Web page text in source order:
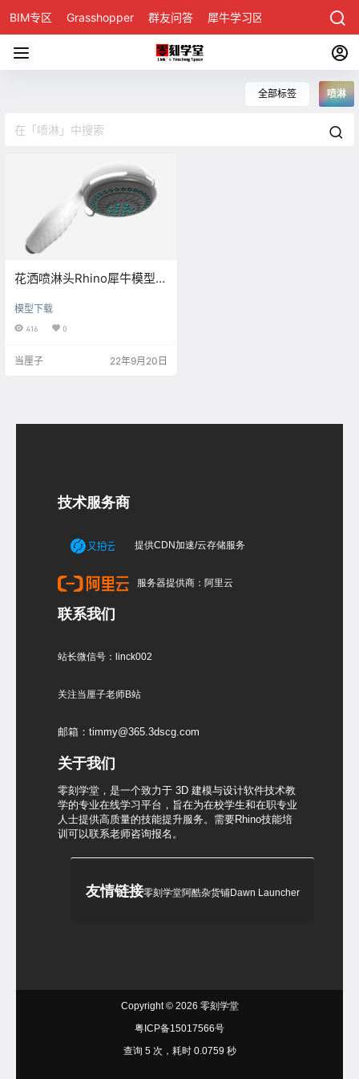
BIM专区 Grasshopper 群友问答 犀牛学习区
全部标签 喷淋
花洒喷淋头Rhino犀牛模型下
模型下载
416 0
当厘子 22年9月20日
技术服务商
提供CDN加速/云存储服务
服务器提供商：阿里云
联系我们
站长微信号：linck002
关注当厘子老师B站
邮箱：timmy@365.3dscg.com
关于我们
零刻学堂，是一个致力于 3D 建模与设计软件技术教
学的专业在线学习平台，旨在为在校学生和在职专业
人士提供高质量的技能提升服务。需要Rhino技能培
训可以联系老师咨询报名。
友情链接零刻学堂阿酷杂货铺Dawn Launcher
Copyright © 2026 零刻学堂
粤ICP备15017566号
查询 5 次，耗时 0.0759 秒